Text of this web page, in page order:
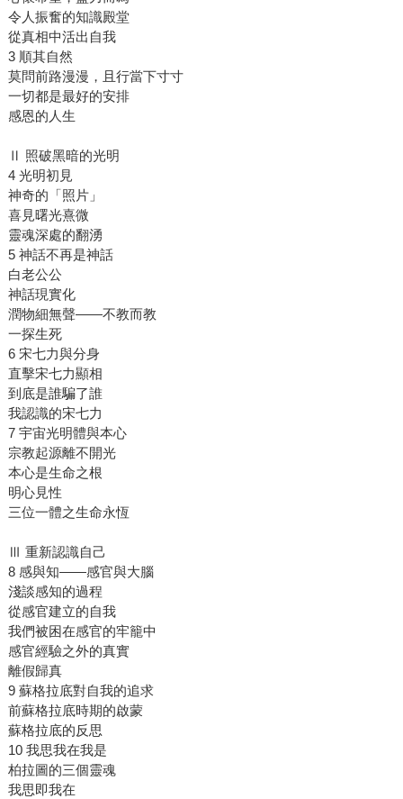
令人振奮的知識殿堂
從真相中活出自我
3 順其自然
莫問前路漫漫，且行當下寸寸
一切都是最好的安排
感恩的人生
Ⅱ 照破黑暗的光明
4 光明初見
神奇的「照片」
喜見曙光熹微
靈魂深處的翻湧
5 神話不再是神話
白老公公
神話現實化
潤物細無聲——不教而教
一探生死
6 宋七力與分身
直擊宋七力顯相
到底是誰騙了誰
我認識的宋七力
7 宇宙光明體與本心
宗教起源離不開光
本心是生命之根
明心見性
三位一體之生命永恆
Ⅲ 重新認識自己
8 感與知——感官與大腦
淺談感知的過程
從感官建立的自我
我們被困在感官的牢籠中
感官經驗之外的真實
離假歸真
9 蘇格拉底對自我的追求
前蘇格拉底時期的啟蒙
蘇格拉底的反思
10 我思我在我是
柏拉圖的三個靈魂
我思即我在